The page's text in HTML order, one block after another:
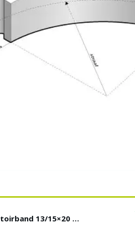
Trottoirband 13/15×20 Bocht R=0,45 uitwendig